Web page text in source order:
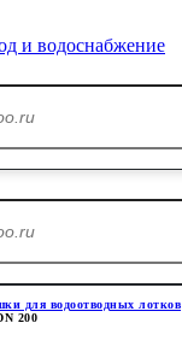
для водоотводных лотков
200